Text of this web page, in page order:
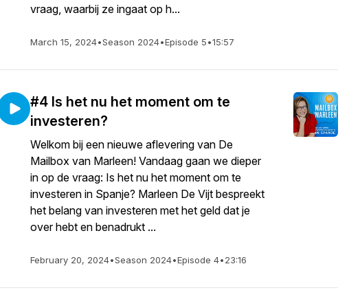
vraag, waarbij ze ingaat op h...
March 15, 2024•Season 2024•Episode 5•15:57
#4 Is het nu het moment om te
investeren?
Welkom bij een nieuwe aflevering van De
Mailbox van Marleen! Vandaag gaan we dieper
in op de vraag: Is het nu het moment om te
investeren in Spanje? Marleen De Vijt bespreekt
het belang van investeren met het geld dat je
over hebt en benadrukt ...
February 20, 2024•Season 2024•Episode 4•23:16